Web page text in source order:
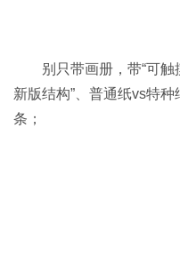
别只带画册，带“可
新版结构”、普通纸vs特
条；